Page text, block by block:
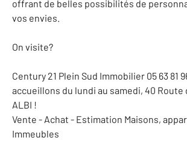
offrant de belles possibilités de
vos envies.
On visite?
Century 21 Plein Sud Immobilier 05 63 81
accueillons du lundi au samedi, 40 Route
ALBI !
Vente - Achat - Estimation Maisons,
Immeubles